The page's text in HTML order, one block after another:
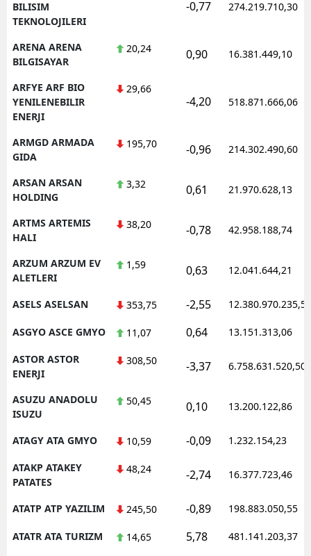
BILISIM
TEKNOLOJILERI
-0,77 274.219.710,30
ARENA ARENA
BILGISAYAR
20,24 0,90 16.381.449,10
ARFYE ARF BIO
YENILENEBILIR
ENERJI
29,66
-4,20 518.871.666,06
ARMGD ARMADA
GIDA
195,70 -0,96 214.302.490,60
ARSAN ARSAN
HOLDING
3,32 0,61 21.970.628,13
ARTMS ARTEMIS
HALI
38,20 -0,78 42.958.188,74
ARZUM ARZUM EV
ALETLERI
1,59 0,63 12.041.644,21
ASELS ASELSAN 353,75 -2,55 12.380.970.235,50
ASGYO ASCE GMYO 11,07 0,64 13.151.313,06
ASTOR ASTOR
ENERJI
308,50 -3,37 6.758.631.520,50
ASUZU ANADOLU
ISUZU
50,45 0,10 13.200.122,86
ATAGY ATA GMYO 10,59 -0,09 1.232.154,23
ATAKP ATAKEY
PATATES
48,24 -2,74 16.377.723,46
ATATP ATP YAZILIM 245,50 -0,89 198.883.050,55
ATATR ATA TURIZM 14,65 5,78 481.141.203,37